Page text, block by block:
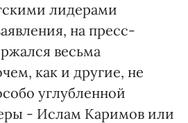
лидерами
на пресс-
весьма
как и другие, не
углубленной
- Ислам Каримов или